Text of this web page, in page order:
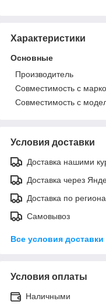
Характеристики
Основные
Производитель
Совместимость с
Совместимость с
Условия доставки
Доставка нашими
Доставка через
Доставка по
Самовывоз
Все условия доставки
Условия оплаты
Наличными